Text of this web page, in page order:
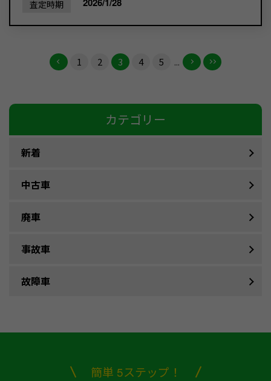
査定時期
1 2 3 4 5 ...
カテゴリー
新着
中古車
廃車
事故車
故障車
簡単 5ステップ！